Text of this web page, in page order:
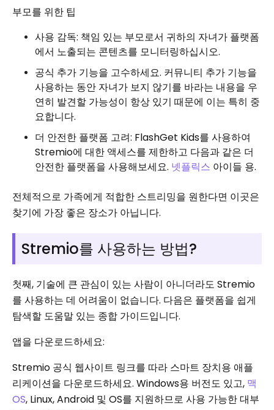
부모를 위한 팁
사용 감독: 책임 있는 부모로서 귀하의 자녀가 플랫폼
에서 노출되는 콘텐츠를 모니터링하십시오.
공식 추가 기능을 고수하세요. 커뮤니티 추가 기능을
사용하는 동안 자녀가 보지 않기를 바라는 내용을 우
연히 발견할 가능성이 항상 있기 때문에 이는 특히 중
요합니다.
더 안전한 플랫폼 고려: FlashGet Kids를 사용하여
Stremio에 대한 액세스를 제한하고 다음과 같은 더
안전한 플랫폼을 사용해보세요. 넷플릭스 아이들 용.
전체적으로 가족에게 적합한 스트리밍을 원한다면 이곳은
찾기에 가장 좋은 장소가 아닙니다.
Stremio를 사용하는 방법?
첫째, 기술에 큰 관심이 있는 사람이 아니더라도 Stremio
를 사용하는 데 어려움이 없습니다. 다음은 플랫폼을 쉽게
탐색할 도움말 있는 종합 가이드입니다.
앱을 다운로드하세요:
Stremio 공식 웹사이트 링크를 따라 스마트 장치용 애플
리케이션을 다운로드하세요. Windows용 버전도 있고, 맥
OS, Linux, Android 및 OS를 지원하므로 사용 가능한 대부